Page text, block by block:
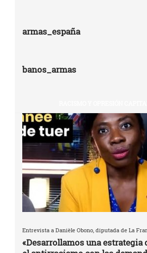
armas_españa
banos_armas
Entrevista a Danièle Obono, diputada de La
«Desarrollamos una estrategia